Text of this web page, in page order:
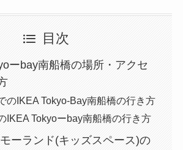
目次
ーbay南船橋の場所・アクセ
のIKEA Tokyo-Bay南船橋の行き方
IKEA Tokyoーbay南船橋の行き方
ーランド(キッズスペース)の